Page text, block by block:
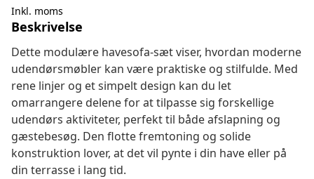
Inkl. moms
Beskrivelse
Dette modulære havesofa-sæt viser, hvordan moderne
udendørsmøbler kan være praktiske og stilfulde. Med
rene linjer og et simpelt design kan du let
omarrangere delene for at tilpasse sig forskellige
udendørs aktiviteter, perfekt til både afslapning og
gæstebesøg. Den flotte fremtoning og solide
konstruktion lover, at det vil pynte i din have eller på
din terrasse i lang tid.